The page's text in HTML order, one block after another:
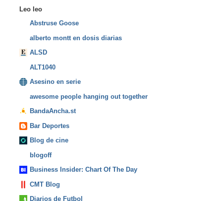
Leo leo
Abstruse Goose
alberto montt en dosis diarias
ALSD
ALT1040
Asesino en serie
awesome people hanging out together
BandaAncha.st
Bar Deportes
Blog de cine
blogoff
Business Insider: Chart Of The Day
CMT Blog
Diarios de Futbol